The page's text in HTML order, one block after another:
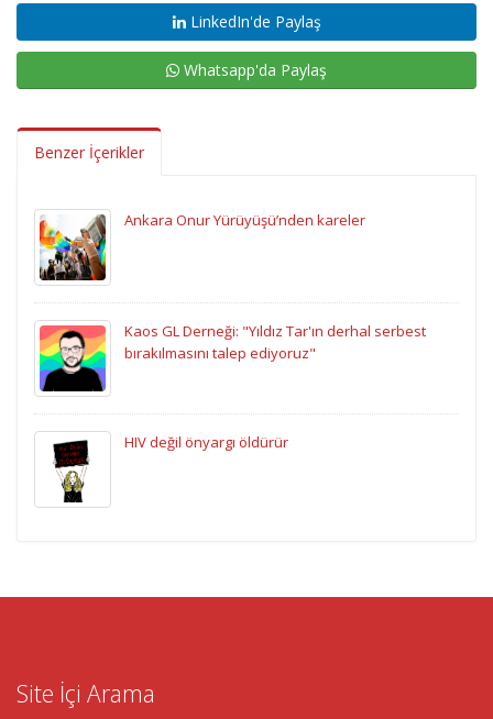
LinkedIn'de Paylaş
Whatsapp'da Paylaş
Benzer İçerikler
Ankara Onur Yürüyüşü’nden kareler
Kaos GL Derneği: "Yıldız Tar'ın derhal serbest
bırakılmasını talep ediyoruz"
HIV değil önyargı öldürür
Site İçi Arama